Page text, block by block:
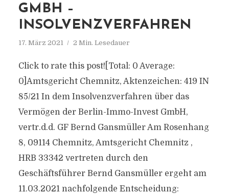
GMBH –
INSOLVENZVERFAHREN
17. März 2021 2 Min. Lesedauer
Click to rate this post![Total: 0 Average:
0]Amtsgericht Chemnitz, Aktenzeichen: 419 IN
85/21 In dem Insolvenzverfahren über das
Vermögen der Berlin-Immo-Invest GmbH,
vertr.d.d. GF Bernd Gansmüller Am Rosenhang
8, 09114 Chemnitz, Amtsgericht Chemnitz ,
HRB 33342 vertreten durch den
Geschäftsführer Bernd Gansmüller ergeht am
11.03.2021 nachfolgende Entscheidung: